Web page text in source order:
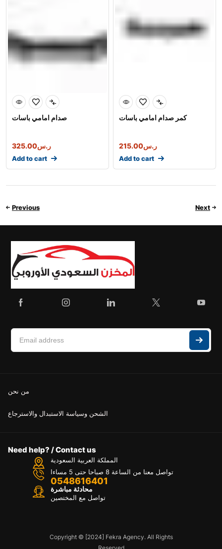
صدام امامي باسات
ر.س325.00
Add to cart
كمر صدام امامي باسات
ر.س215.00
Add to cart
Previous Next
من نحن
الشحن وسياسة الاستبدال والاسترجاع
Need help? / Contact us
المملكة العربية السعودية
تواصل معنا من الساعة 8 صباحا حتى 5 مساءا
0548616401
محادثة مباشرة
تواصل مع المختصين
Copyright © [2024] Fekra Agency. All Rights